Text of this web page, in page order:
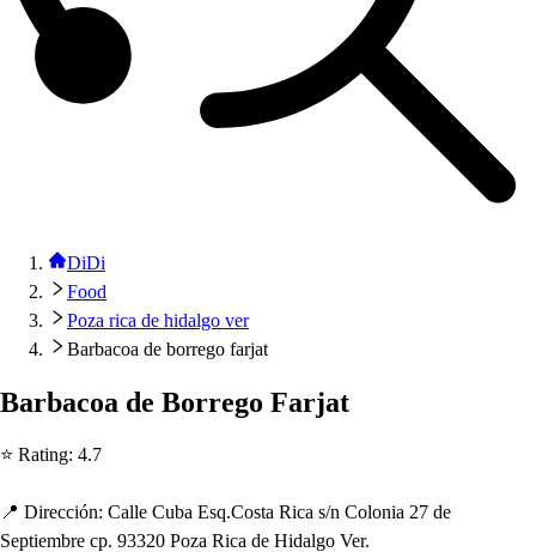
DiDi
Food
Poza rica de hidalgo ver
Barbacoa de borrego farjat
Barbacoa de Borrego Farjat
⭐ Rating: 4.7
📍 Dirección: Calle Cuba Esq.Costa Rica s/n Colonia 27 de
Septiembre cp. 93320 Poza Rica de Hidalgo Ver.